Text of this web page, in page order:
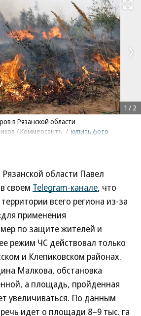
Развернуть
в Рязанской области
/ Коммерсантъ / купить фото
1 / 2
области Павел
своем Telegram-канале, что
всего региона из-за
применения
по защите жителей и
режим ЧС действовал только
и Клепиковском районах.
Малкова, обстановка
а площадь, пройденная
увеличиваться. По данным
идет о площади 8–9 тыс. га